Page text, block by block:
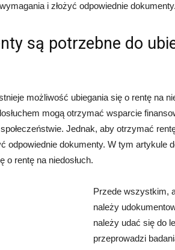
i złożyć odpowiednie dokumenty.
są potrzebne do
możliwość ubiegania się o rentę na
mogą otrzymać wsparcie
Jednak, aby otrzymać
odpowiednie dokumenty. W tym artykule
o rentę na niedosłuch.
Przede wszystkim,
należy
należy udać się do
przeprowadzi